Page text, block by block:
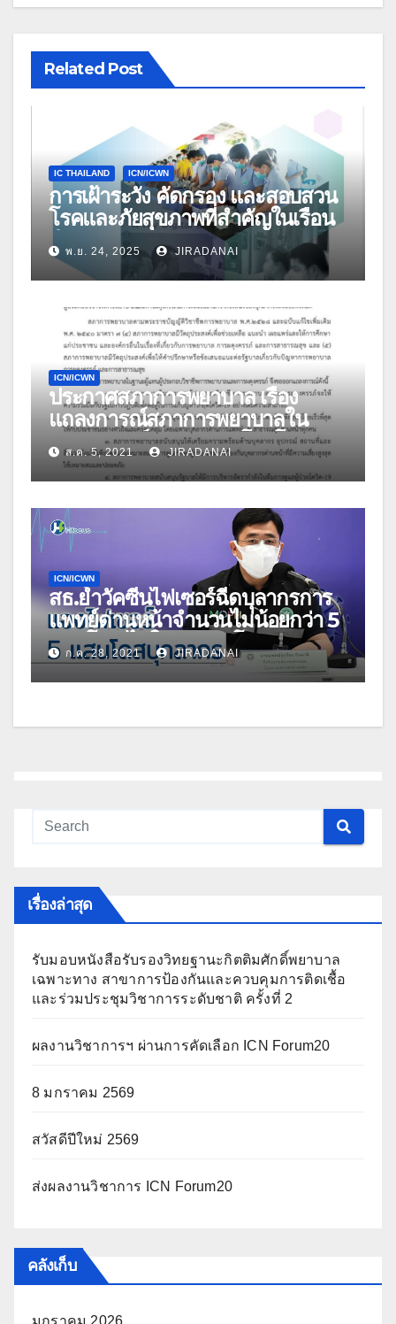
Related Post
IC THAILAND ICN/ICWN
การเฝ้าระวัง คัดกรอง และสอบสวน
โรคและภัยสุขภาพที่สำคัญในเรือน
จำ พ.ย. 24, 2025 JIRADANAI
ICN/ICWN
ประกาศสภาการพยาบาล เรื่อง
แถลงการณ์สภาการพยาบาลใน
สถานการณ์แพร่ระบาดโรคโค
วิด-19
ส.ค. 5, 2021 JIRADANAI
ICN/ICWN
สธ.ย้ำวัคซีนไฟเซอร์ฉีดบุลากรการ
แพทย์ด่านหน้าจำนวนไม่น้อยกว่า 5
แสนโดส ไม่ใช่ 2 แสนโดส!!
#Hfocus
ก.ค. 28, 2021 JIRADANAI
เรื่องล่าสุด
รับมอบหนังสือรับรองวิทยฐานะกิตติมศักดิ์พยาบาล
เฉพาะทาง สาขาการป้องกันและควบคุมการติดเชื้อ
และร่วมประชุมวิชาการระดับชาติ ครั้งที่ 2
ผลงานวิชาการฯ ผ่านการคัดเลือก ICN Forum20
8 มกราคม 2569
สวัสดีปีใหม่ 2569
ส่งผลงานวิชาการ ICN Forum20
คลังเก็บ